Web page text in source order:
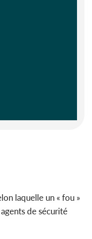
laquelle un « fou »
de sécurité